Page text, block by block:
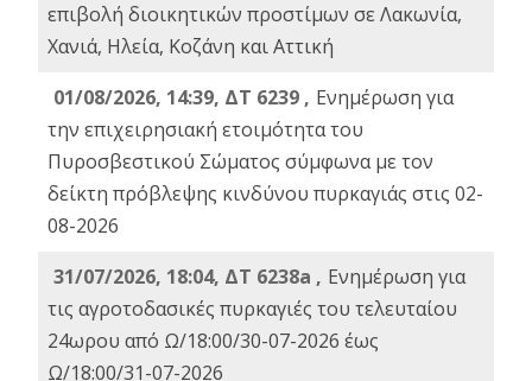
επιβολή διοικητικών προστίμων σε Λακωνία,
Χανιά, Ηλεία, Κοζάνη και Αττική
01/08/2026, 14:39, ΔΤ 6239 , Ενημέρωση για
την επιχειρησιακή ετοιμότητα του
Πυροσβεστικού Σώματος σύμφωνα με τον
δείκτη πρόβλεψης κινδύνου πυρκαγιάς στις 02-
08-2026
31/07/2026, 18:04, ΔΤ 6238a , Ενημέρωση για
τις αγροτοδασικές πυρκαγιές του τελευταίου
24ωρου από Ω/18:00/30-07-2026 έως
Ω/18:00/31-07-2026